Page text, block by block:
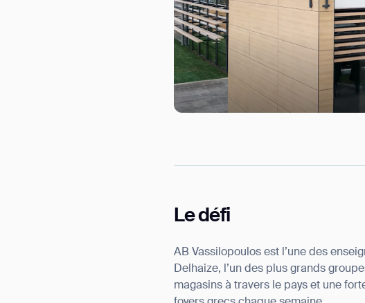
Le défi
AB Vassilopoulos est l’une des
Delhaize, l’un des plus grands
magasins à travers le pays et une